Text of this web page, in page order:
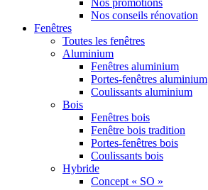
Nos promotions
Nos conseils rénovation
Fenêtres
Toutes les fenêtres
Aluminium
Fenêtres aluminium
Portes-fenêtres aluminium
Coulissants aluminium
Bois
Fenêtres bois
Fenêtre bois tradition
Portes-fenêtres bois
Coulissants bois
Hybride
Concept « SO »